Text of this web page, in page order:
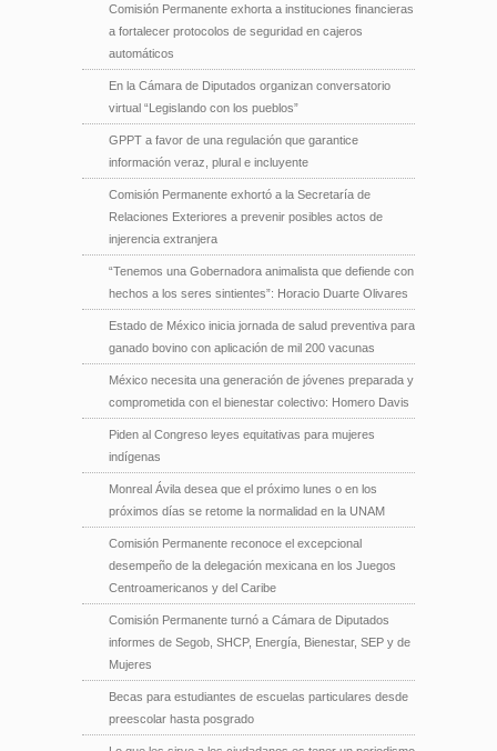
Comisión Permanente exhorta a instituciones financieras
a fortalecer protocolos de seguridad en cajeros
automáticos
En la Cámara de Diputados organizan conversatorio
virtual “Legislando con los pueblos”
GPPT a favor de una regulación que garantice
información veraz, plural e incluyente
Comisión Permanente exhortó a la Secretaría de
Relaciones Exteriores a prevenir posibles actos de
injerencia extranjera
“Tenemos una Gobernadora animalista que defiende con
hechos a los seres sintientes”: Horacio Duarte Olivares
Estado de México inicia jornada de salud preventiva para
ganado bovino con aplicación de mil 200 vacunas
México necesita una generación de jóvenes preparada y
comprometida con el bienestar colectivo: Homero Davis
Piden al Congreso leyes equitativas para mujeres
indígenas
Monreal Ávila desea que el próximo lunes o en los
próximos días se retome la normalidad en la UNAM
Comisión Permanente reconoce el excepcional
desempeño de la delegación mexicana en los Juegos
Centroamericanos y del Caribe
Comisión Permanente turnó a Cámara de Diputados
informes de Segob, SHCP, Energía, Bienestar, SEP y de
Mujeres
Becas para estudiantes de escuelas particulares desde
preescolar hasta posgrado